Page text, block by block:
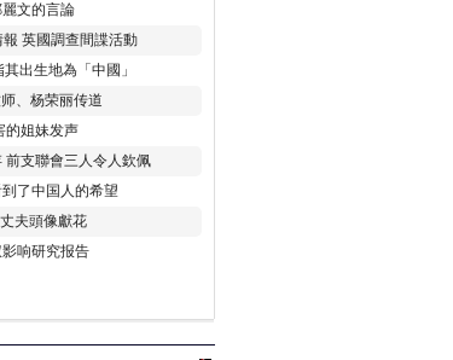
文的言論
英國調查間諜活動
出生地為「中國」
、杨荣丽传道
的姐妹发声
前支聯會三人令人欽佩
了中国人的希望
夫頭像獻花
响研究报告